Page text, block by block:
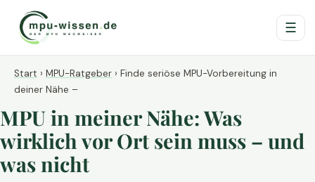
☰
Start › MPU-Ratgeber › Finde seriöse MPU-Vorbereitung in
deiner Nähe –
MPU in meiner Nähe: Was
wirklich vor Ort sein muss – und
was nicht